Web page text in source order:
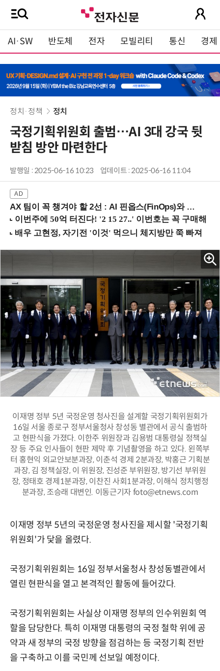
AI·SW 반도체 전자 모빌리티 통신 경제
정치·정책 정치
국정기획위원회 출범…AI 3대 강국 뒷
받침 방안 마련한다
발행일 : 2025-06-16 10:23 업데이트 : 2025-06-16 11:04
AX 팀이 꼭 챙겨야 할 2선 : AI 핀옵스(FinOps)와 토큰 거버넌스 (8/21 잠실역)
이재명 정부 5년 국정운영 청사진을 설계할 국정기획위원회가
16일 서울 종로구 정부서울청사 창성동 별관에서 공식 출범하
고 현판식을 가졌다. 이한주 위원장과 김용범 대통령실 정책실
장 등 주요 인사들이 현판 제막 후 기념촬영을 하고 있다. 왼쪽부
터 홍현익 외교안보분과장, 이춘석 경제 2분과장, 박홍근 기획분
과장, 김 정책실장, 이 위원장, 진성준 부위원장, 방기선 부위원
장, 정태호 경제1분과장, 이찬진 사회1분과장, 이해식 정치행정
분과장, 조승래 대변인. 이동근기자 foto@etnews.com
이재명 정부 5년의 국정운영 청사진을 제시할 '국정기획
위원회'가 닻을 올렸다.
국정기획위원회는 16일 정부서울청사 창성동별관에서
열린 현판식을 열고 본격적인 활동에 들어갔다.
국정기획위원회는 사실상 이재명 정부의 인수위원회 역
할을 담당한다. 특히 이재명 대통령의 국정 철학 위에 공
약과 새 정부의 국정 방향을 점검하는 등 국정기획 전반
을 구축하고 이를 국민께 선보일 예정이다.